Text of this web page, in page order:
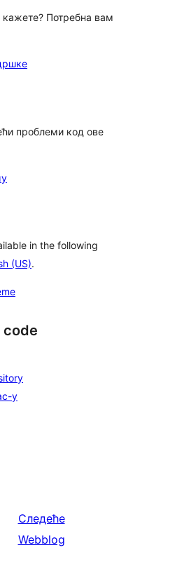
Потребна вам
проблеми код ове
in the following
(US).
code
у
Следеће
Webblog